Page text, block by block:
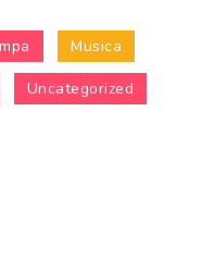
Musica
Uncategorized